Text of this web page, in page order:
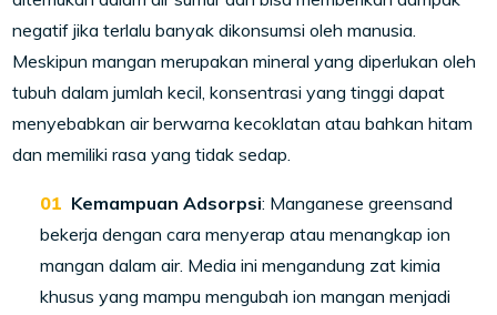
negatif jika terlalu banyak dikonsumsi oleh manusia.
Meskipun mangan merupakan mineral yang diperlukan oleh
tubuh dalam jumlah kecil, konsentrasi yang tinggi dapat
menyebabkan air berwarna kecoklatan atau bahkan hitam
dan memiliki rasa yang tidak sedap.
Kemampuan Adsorpsi: Manganese greensand
bekerja dengan cara menyerap atau menangkap ion
mangan dalam air. Media ini mengandung zat kimia
khusus yang mampu mengubah ion mangan menjadi